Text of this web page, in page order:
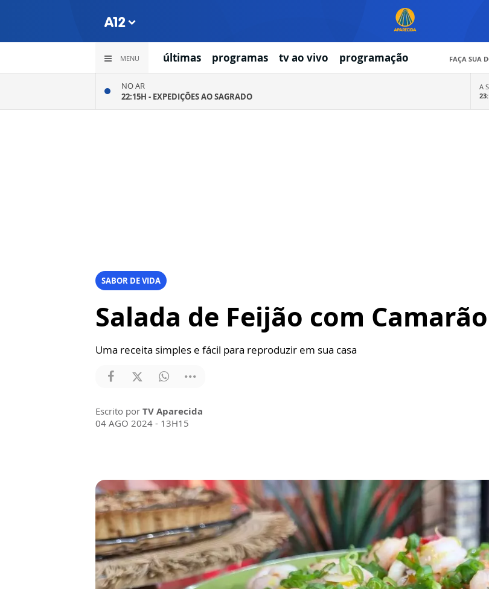
MENU últimas programas tv ao vivo programação FAÇA SUA
NO AR
22:15H - EXPEDIÇÕES AO SAGRADO
A
SABOR DE VIDA
Salada de Feijão com
Uma receita simples e fácil para reproduzir em sua casa
Escrito por TV Aparecida
04 AGO 2024 - 13H15